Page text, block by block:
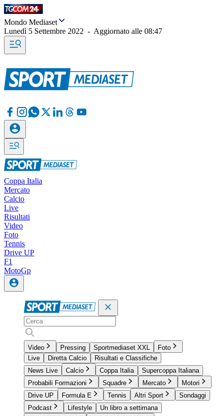
Mondo Mediaset
Lunedì 5 Settembre 2022 - Aggiornato alle 08:47
Coppa Italia
Mercato
Calcio
Live
Risultati
Video
Foto
Tennis
Drive UP
F1
MotoGp
Video Pressing Sportmediaset XXL
Foto
Live
Diretta Calcio
Risultati e Classifiche
News Live
Calcio Coppa Italia
Supercoppa Italiana
Probabili Formazioni
Squadre Mercato
Motori
Drive UP
Formula E Tennis Altri Sport
Sondaggi
Podcast
Lifestyle
Un libro a settimana